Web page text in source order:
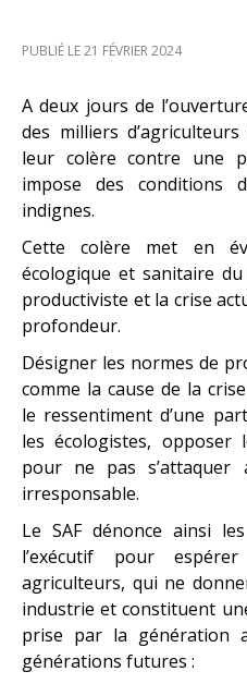
PUBLIÉ LE 21 FÉVRIER 2024
A deux jours de
des milliers
leur colère contre une
impose des conditions
indignes.
Cette colère met en
écologique et sanitaire
productiviste et la crise
profondeur.
Désigner les normes de
comme la cause de la
le ressentiment d’une
les écologistes,
pour ne pas s’attaquer
irresponsable.
Le SAF dénonce ainsi
l’exécutif pour
agriculteurs, qui ne
industrie et constituent
prise par la génération
générations futures :